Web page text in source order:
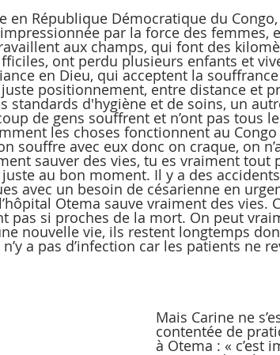
République Démocratique du Congo,
par la force des femmes,
aux champs, qui font des
ont perdu plusieurs enfants et
en Dieu, qui acceptent la
positionnement, entre distance et
standards d'hygiène et de soins, un
de gens souffrent et n’ont pas tous
les choses fonctionnent au
souffre avec eux donc on craque, on
sauver des vies, tu es vraiment tout
au bon moment. Il y a des
avec un besoin de césarienne en
Otema sauve vraiment des vies.
pas si proches de la mort. On peut
nouvelle vie, ils restent longtemps
a pas d’infection car les patients ne
Mais Carine ne
contentée de
à Otema : « c’est